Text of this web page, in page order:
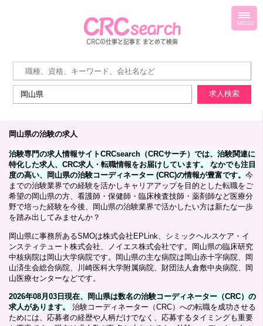
岡山県の治験の求人
治験専門の求人情報サイトCRCsearch（CRCサーチ）では、治験関連に
特化した求人、CRC求人・転職情報をお届けしています。 なかでも注目
度の高い、岡山県の治験コーディネーター (CRC)の情報が豊富です。 今
までの治験業界での経験を活かしキャリアアップを目的とした転職をご
希望の岡山県の方、看護師・保健師・臨床検査技師・薬剤師など医療分
野で培った経験を今後、岡山県の治験業界で活かしたい方は新たな一歩
を踏み出してみませんか？
岡山県に事務所あるSMOは株式会社EPLink、シミックヘルスケア・イ
ンスティテュート株式会社、ノイエス株式会社です。岡山県の臨床研究
中核病院は岡山大学病院です。岡山県の主な病院は岡山赤十字病院、岡
山済生会総合病院、川崎医科大学附属病院、財団法人倉敷中央病院、岡
山医療センターなどです。
2026年08月03日現在、岡山県は数名の治験コーディネーター（CRC）の
求人があります。
治験コーディネーター（CRC）への転職を成功させる
ためには、応募者の経歴や人柄だけでなく、応募するタイミングも重要
MENU